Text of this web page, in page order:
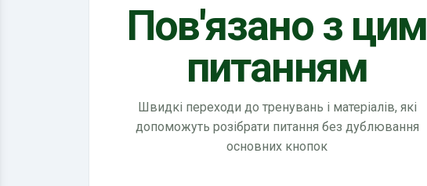
Пов'язано з цим
питанням
Швидкі переходи до тренувань і матеріалів, які
допоможуть розібрати питання без дублювання
основних кнопок